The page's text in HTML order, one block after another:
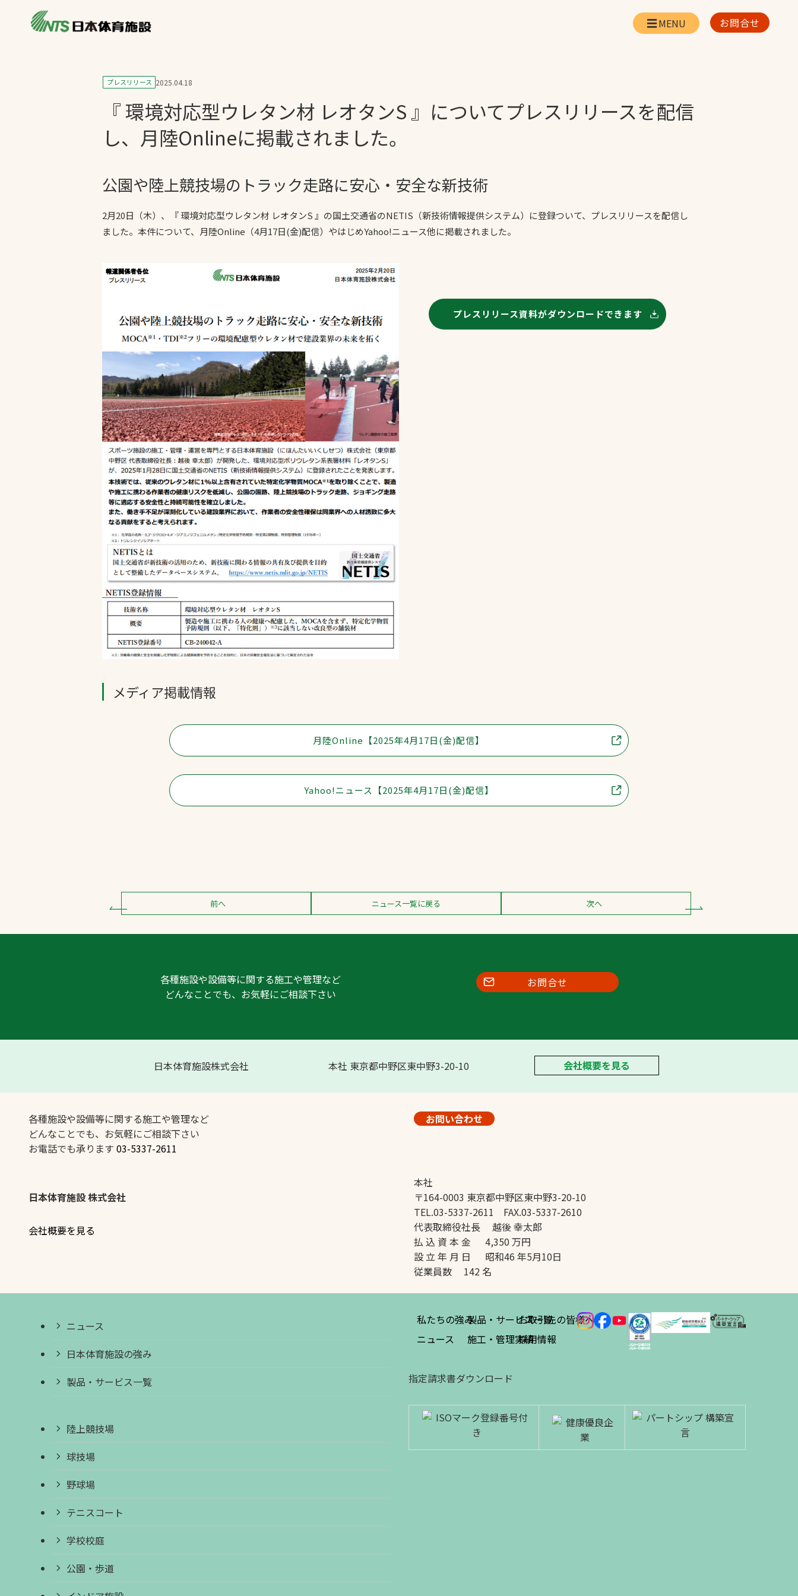
ニュース
ライブラリ
一覧を見る
主力製品
熱中症対策ミスト
工芝
環境対応ウレタン
全天候舗装
スポーツターフ（芝
生）舗装
クレイ（土）舗装
防球設備
施設管理
スポーツターフ（芝
暑さ対策
社長挨拶
採用情報
ー
ソーシャルメディア
文字の見えづらさや操作にお困りの方へ
お問合せ
プレスリリース 2025.04.18
『 環境対応型ウレタン材 レオタンS 』についてプレスリリースを配信
し、月陸Onlineに掲載されました。
公園や陸上競技場のトラック走路に安心・安全な新技術
2月20日（木）、『 環境対応型ウレタン材 レオタンS 』の国土交通省のNETIS（新技術情報提供システム）に登録ついて、プレスリリースを配信し
ました。本件について、月陸Online（4月17日(金)配信）やはじめYahoo!ニュース他に掲載されました。
プレスリリース資料がダウンロードできます
メディア掲載情報
月陸Online【2025年4月17日(金)配信】
Yahoo!ニュース【2025年4月17日(金)配信】
前へ ニュース一覧に戻る 次へ
各種施設や設備等に関する施工や管理など
どんなことでも、お気軽にご相談下さい
お問合せ
日本体育施設株式会社 本社 東京都中野区東中野3-20-10 会社概要を見る
各種施設や設備等に関する施工や管理など
どんなことでも、お気軽にご相談下さい
お電話でも承ります 03-5337-2611
お問い合わせ
日本体育施設 株式会社
会社概要を見る
本社
〒164-0003 東京都中野区東中野3-20-10
TEL.03-5337-2611 FAX.03-5337-2610
代表取締役社長 越後 幸太郎
払 込 資 本 金 4,350 万円
設 立 年 月 日 昭和46 年5月10日
従業員数 142 名
ニュース
日本体育施設の強み
製品・サービス一覧
陸上競技場
球技場
野球場
テニスコート
学校校庭
公園・歩道
私たちの強み
ニュース
製品・サービス一覧
施工・管理実績
お取引先の皆様へ
採用情報
指定請求書ダウンロード